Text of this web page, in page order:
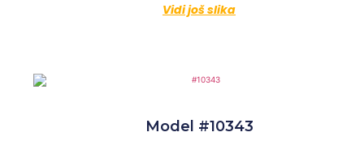
Vidi još slika
Model #10343